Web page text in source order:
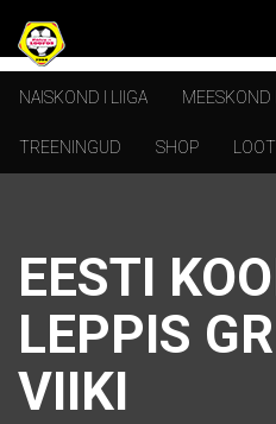
NAISKOND I LIIGA MEESKOND
TREENINGUD SHOP
EESTI
LEPPIS
VIIKI